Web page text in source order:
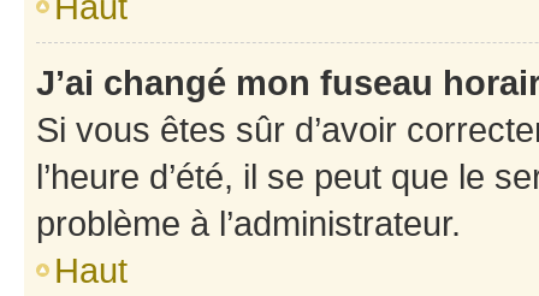
J’ai changé mon fuseau
Si vous êtes sûr d’avoir
l’heure d’été, il se peut que le
problème à l’administrateur.
Haut